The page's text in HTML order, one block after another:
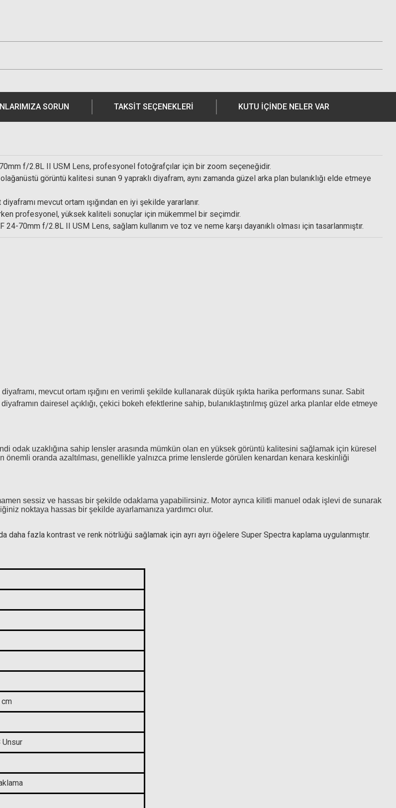
82mm
SORUN TAKSIT SEÇENEKLERI KUTU İÇİNDE NELER VAR
f/2.8L II USM Lens, profesyonel fotoğrafçılar için bir zoom seçeneğidir.
görüntü kalitesi sunan 9 yapraklı diyafram, aynı zamanda güzel arka plan bulanıklığı elde etmeye
mevcut ortam ışığından en iyi şekilde yararlanır.
profesyonel, yüksek kaliteli sonuçlar için mükemmel bir seçimdir.
24-70mm f/2.8L II USM Lens, sağlam kullanım ve toz ve neme karşı dayanıklı olması için tasarlanmıştır.
mevcut ortam ışığını en verimli şekilde kullanarak düşük ışıkta harika performans sunar. Sabit
dairesel açıklığı, çekici bokeh efektlerine sahip, bulanıklaştırılmış güzel arka planlar elde etmeye
odak uzaklığına sahip lensler arasında mümkün olan en yüksek görüntü kalitesini sağlamak için küresel
önemli oranda azaltılması, genellikle yalnızca prime lenslerde görülen kenardan kenara keskinliği
sessiz ve hassas bir şekilde odaklama yapabilirsiniz. Motor ayrıca kilitli manuel odak işlevi de sunarak
noktaya hassas bir şekilde ayarlamanıza yardımcı olur.
fazla kontrast ve renk nötrlüğü sağlamak için ayrı ayrı öğelere Super Spectra kaplama uygulanmıştır.
Unsur